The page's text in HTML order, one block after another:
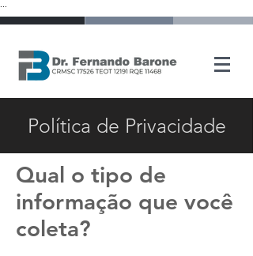
Política de Privacidade
Qual o tipo de
informação que você
coleta?